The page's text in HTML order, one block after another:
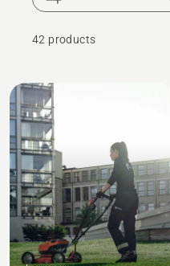
du har brug for hjælp
42 products
Alle
produkter